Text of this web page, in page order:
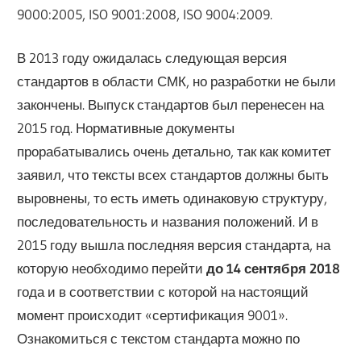
9000:2005, ISO 9001:2008, ISO 9004:2009.
В 2013 году ожидалась следующая версия
стандартов в области СМК, но разработки не были
закончены. Выпуск стандартов был перенесен на
2015 год. Нормативные документы
прорабатывались очень детально, так как комитет
заявил, что тексты всех стандартов должны быть
выровнены, то есть иметь одинаковую структуру,
последовательность и названия положений. И в
2015 году вышла последняя версия стандарта, на
которую необходимо перейтидо 14 сентября 2018
года и в соответствии с которой на настоящий
момент происходит «сертификация 9001».
Ознакомиться с текстом стандарта можно по